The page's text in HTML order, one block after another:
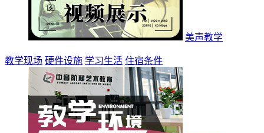
美声教学
教学现场 硬件设施 学习生活 住宿条件